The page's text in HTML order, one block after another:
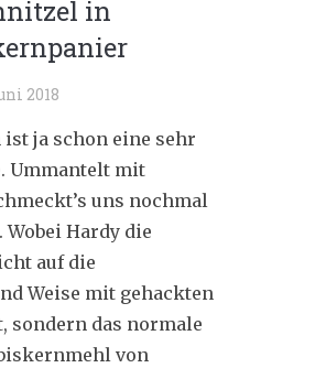
in
2018
ja schon eine sehr
Ummantelt mit
uns nochmal
Hardy die
auf die
Weise mit gehackten
sondern das normale
von